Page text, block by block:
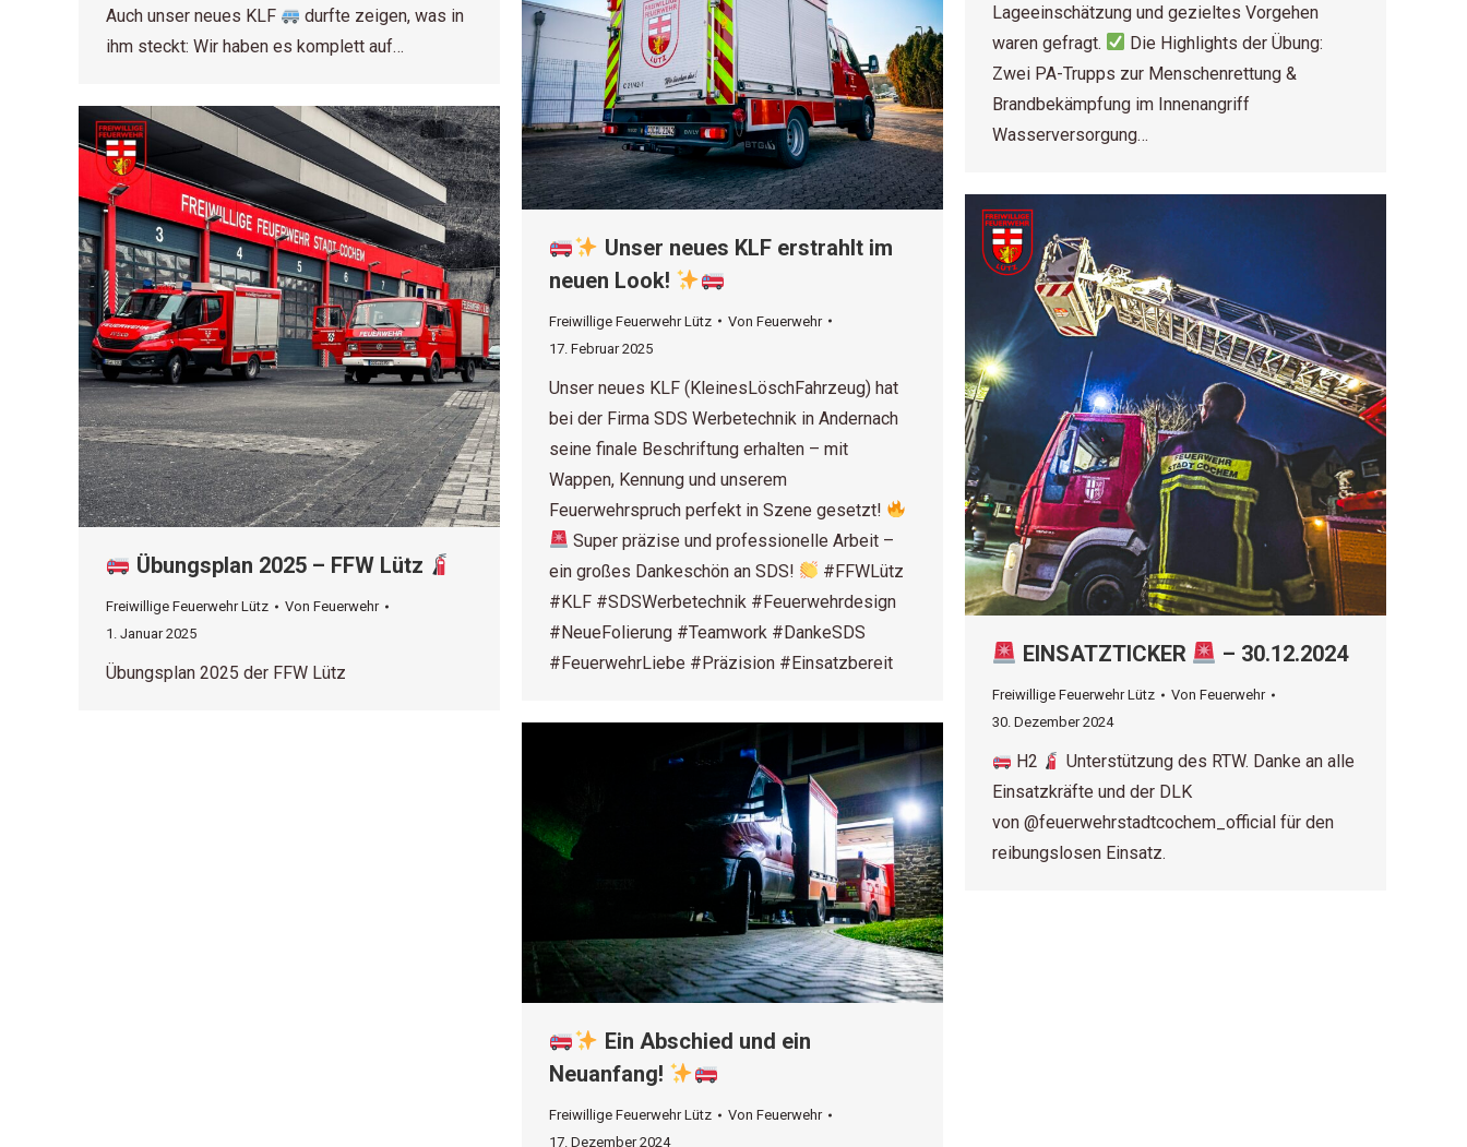
Lageeinschätzung und gezieltes Vorgehen
waren gefragt.
Die Highlights der Übung:
Zwei PA-Trupps zur Menschenrettung &
Brandbekämpfung im Innenangriff
Wasserversorgung…
Auch unser neues KLF
durfte zeigen, was in
ihm steckt: Wir haben es komplett auf…
Unser neues KLF erstrahlt im
neuen Look!
Freiwillige Feuerwehr Lütz Von Feuerwehr
17. Februar 2025
Unser neues KLF (KleinesLöschFahrzeug) hat
bei der Firma SDS Werbetechnik in Andernach
seine finale Beschriftung erhalten – mit
Wappen, Kennung und unserem
Feuerwehrspruch perfekt in Szene gesetzt!
Super präzise und professionelle Arbeit –
ein großes Dankeschön an SDS!
#FFWLütz
#KLF #SDSWerbetechnik #Feuerwehrdesign
#NeueFolierung #Teamwork #DankeSDS
#FeuerwehrLiebe #Präzision #Einsatzbereit
Übungsplan 2025 – FFW Lütz
Freiwillige Feuerwehr Lütz Von Feuerwehr
1. Januar 2025
Übungsplan 2025 der FFW Lütz
EINSATZTICKER – 30.12.2024
Freiwillige Feuerwehr Lütz Von Feuerwehr
30. Dezember 2024
H2
Unterstützung des RTW. Danke an alle
Einsatzkräfte und der DLK
von @feuerwehrstadtcochem_official für den
reibungslosen Einsatz.
Ein Abschied und ein
Neuanfang!
Freiwillige Feuerwehr Lütz Von Feuerwehr
17. Dezember 2024